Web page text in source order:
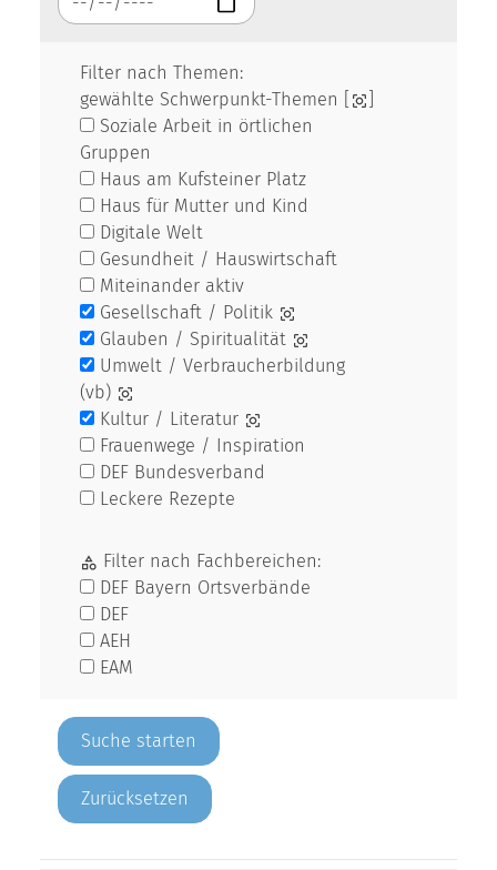
Filter nach Themen:
gewählte Schwerpunkt-Themen [
Soziale Arbeit in örtlichen
Gruppen
Haus am Kufsteiner Platz
Haus für Mutter und Kind
Digitale Welt
Gesundheit / Hauswirtschaft
Miteinander aktiv
Gesellschaft / Politik
Glauben / Spiritualität
Umwelt / Verbraucherbildung
(vb)
Kultur / Literatur
Frauenwege / Inspiration
DEF Bundesverband
Leckere Rezepte
Filter nach Fachbereichen:
DEF Bayern Ortsverbände
DEF
AEH
EAM
Zurücksetzen